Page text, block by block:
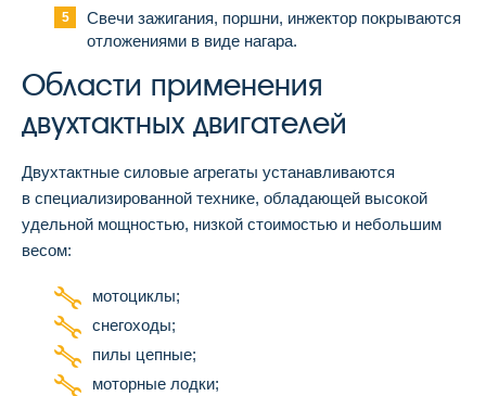
Свечи зажигания, поршни, инжектор покрываются
отложениями в виде нагара.
Области применения
двухтактных двигателей
Двухтактные силовые агрегаты устанавливаются
в специализированной технике, обладающей высокой
удельной мощностью, низкой стоимостью и небольшим
весом:
мотоциклы;
снегоходы;
пилы цепные;
моторные лодки;